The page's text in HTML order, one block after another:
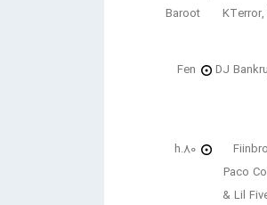
Baroot
DJ
Fen
Paco
& Lil
h.80